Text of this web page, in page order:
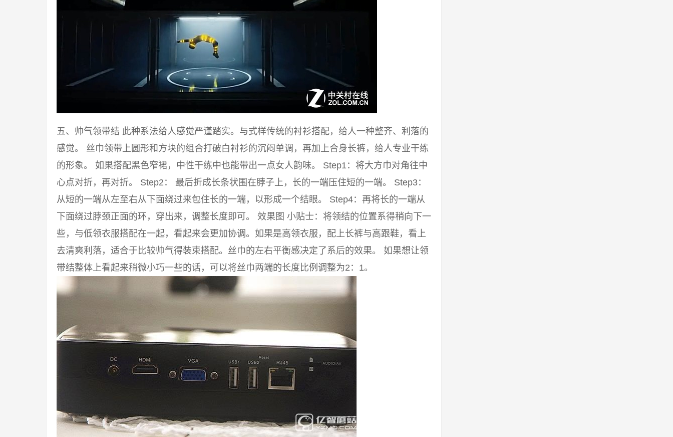
五、帅气领带结 此种系法给人感觉严谨踏实。与式样传统的衬衫搭配，给人一种整齐、利落的
感觉。 丝巾领带上圆形和方块的组合打破白衬衫的沉闷单调，再加上合身长裤，给人专业干练
的形象。 如果搭配黑色窄裙，中性干练中也能带出一点女人韵味。 Step1：将大方巾对角往中
心点对折，再对折。 Step2： 最后折成长条状围在脖子上，长的一端压住短的一端。 Step3：
从短的一端从左至右从下面绕过来包住长的一端，以形成一个结眼。 Step4：再将长的一端从
下面绕过脖颈正面的环，穿出来，调整长度即可。 效果图 小贴士：将领结的位置系得稍向下一
些，与低领衣服搭配在一起，看起来会更加协调。如果是高领衣服，配上长裤与高跟鞋，看上
去清爽利落，适合于比较帅气得装束搭配。丝巾的左右平衡感决定了系后的效果。 如果想让领
带结整体上看起来稍微小巧一些的话，可以将丝巾两端的长度比例调整为2：1。